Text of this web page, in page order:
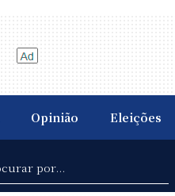
Opinião Eleições